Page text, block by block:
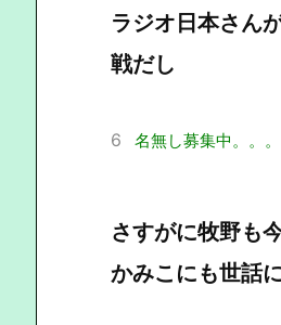
ラジオ日本さん
戦だし
6 名無し募集中。。。
さすがに牧野も
かみこにも世話